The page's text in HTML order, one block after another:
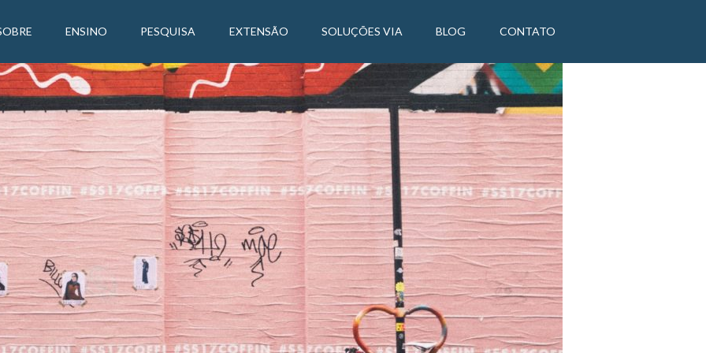
ENSINO PESQUISA EXTENSÃO SOLUÇÕES VIA BLOG CONTATO